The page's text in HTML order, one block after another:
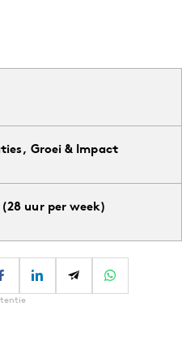
Groei & Impact
uur per week)